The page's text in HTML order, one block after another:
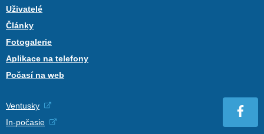
Uživatelé
Články
Fotogalerie
Aplikace na telefony
Počasí na web
Ventusky
In-počasie